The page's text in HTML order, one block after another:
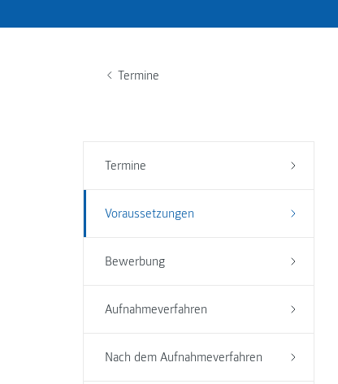
Termine
Termine
Voraussetzungen
Bewerbung
Aufnahmeverfahren
Nach dem Aufnahmeverfahren